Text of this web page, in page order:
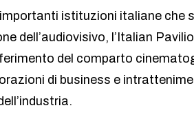
istituzioni italiane che
dell’audiovisivo, l’Italian
del comparto
di business e